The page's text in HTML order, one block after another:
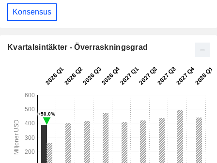
Konsensus
Kvartalsintäkter - Överraskningsgrad